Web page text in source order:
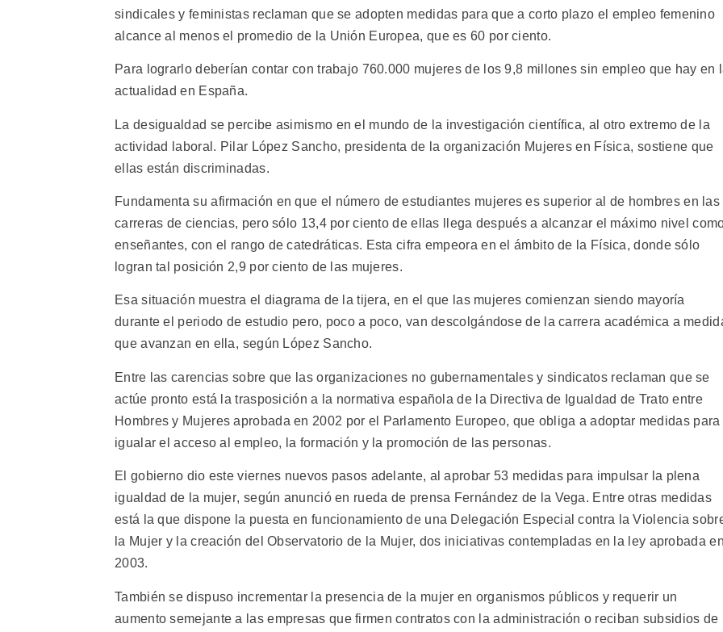
sindicales y feministas reclaman que se adopten medidas para que a corto plazo el empleo femenino
alcance al menos el promedio de la Unión Europea, que es 60 por ciento.
Para lograrlo deberían contar con trabajo 760.000 mujeres de los 9,8 millones sin empleo que hay en
actualidad en España.
La desigualdad se percibe asimismo en el mundo de la investigación científica, al otro extremo de la
actividad laboral. Pilar López Sancho, presidenta de la organización Mujeres en Física, sostiene que
ellas están discriminadas.
Fundamenta su afirmación en que el número de estudiantes mujeres es superior al de hombres en las
carreras de ciencias, pero sólo 13,4 por ciento de ellas llega después a alcanzar el máximo nivel
enseñantes, con el rango de catedráticas. Esta cifra empeora en el ámbito de la Física, donde sólo
logran tal posición 2,9 por ciento de las mujeres.
Esa situación muestra el diagrama de la tijera, en el que las mujeres comienzan siendo mayoría
durante el periodo de estudio pero, poco a poco, van descolgándose de la carrera académica a
que avanzan en ella, según López Sancho.
Entre las carencias sobre que las organizaciones no gubernamentales y sindicatos reclaman que se
actúe pronto está la trasposición a la normativa española de la Directiva de Igualdad de Trato entre
Hombres y Mujeres aprobada en 2002 por el Parlamento Europeo, que obliga a adoptar medidas para
igualar el acceso al empleo, la formación y la promoción de las personas.
El gobierno dio este viernes nuevos pasos adelante, al aprobar 53 medidas para impulsar la plena
igualdad de la mujer, según anunció en rueda de prensa Fernández de la Vega. Entre otras medidas
está la que dispone la puesta en funcionamiento de una Delegación Especial contra la Violencia
la Mujer y la creación del Observatorio de la Mujer, dos iniciativas contempladas en la ley aprobada en
2003.
También se dispuso incrementar la presencia de la mujer en organismos públicos y requerir un
aumento semejante a las empresas que firmen contratos con la administración o reciban subsidios de